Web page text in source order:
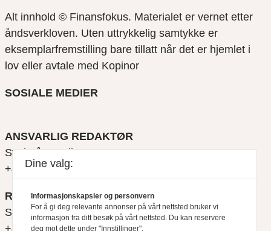
Alt innhold © Finansfokus. Materialet er vernet etter
åndsverkloven. Uten uttrykkelig samtykke er
eksemplarfremstilling bare tillatt når det er hjemlet i
lov eller avtale med Kopinor
SOSIALE MEDIER
ANSVARLIG REDAKTØR
Svein Åge Eriksen
+47 900 79 547
REDAKTØR
Sjur Anda
Dine valg:
Informasjonskapsler og personvern
For å gi deg relevante annonser på vårt nettsted bruker vi
informasjon fra ditt besøk på vårt nettsted. Du kan reservere
deg mot dette under "Innstillinger".